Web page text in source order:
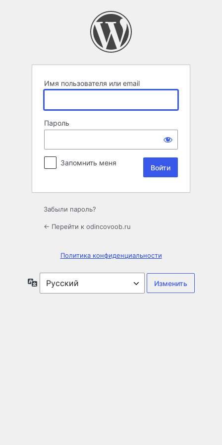
Имя пользователя или email
Пароль
Запомнить меня
Забыли пароль?
← Перейти к odincovoob.ru
Политика конфиденциальности
Язык